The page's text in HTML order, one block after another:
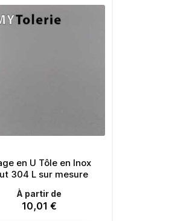
en U Tôle en Inox
304 L sur mesure
À partir de
Prix
10,01 €